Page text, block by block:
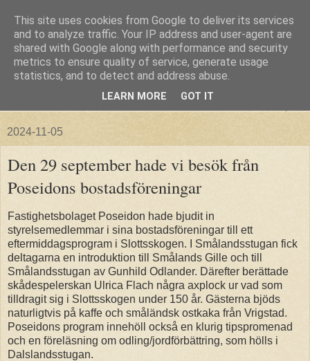
2024-11-05
Den 29 september hade vi besök från
Poseidons bostadsföreningar
Fastighetsbolaget Poseidon hade bjudit in
styrelsemedlemmar i sina bostadsföreningar till ett
eftermiddagsprogram i Slottsskogen. I Smålandsstugan fick
deltagarna en introduktion till Smålands Gille och till
Smålandsstugan av Gunhild Odlander. Därefter berättade
skådespelerskan Ulrica Flach några axplock ur vad som
tilldragit sig i Slottsskogen under 150 år. Gästerna bjöds
naturligtvis på kaffe och småländsk ostkaka från Vrigstad.
Poseidons program innehöll också en klurig tipspromenad
och en föreläsning om odling/jordförbättring, som hölls i
Dalslandsstugan.
This site uses cookies from Google to deliver its services
and to analyze traffic. Your IP address and user-agent are
shared with Google along with performance and security
metrics to ensure quality of service, generate usage
statistics, and to detect and address abuse.
LEARN MORE GOT IT